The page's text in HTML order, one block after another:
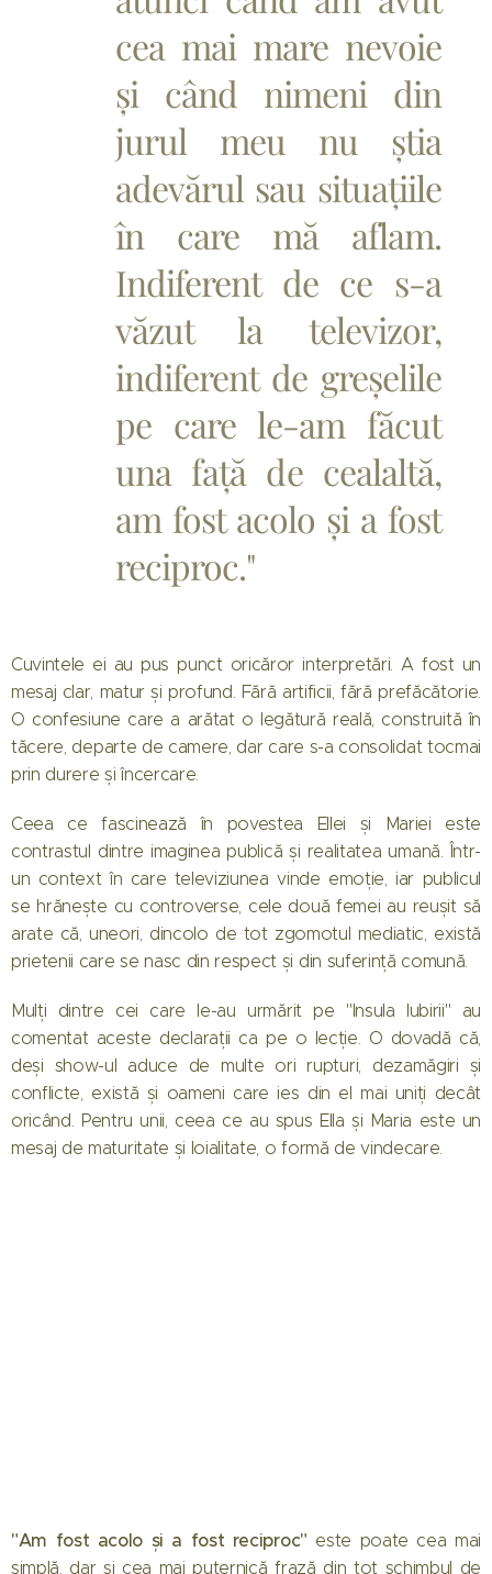
cea mai mare nevoie
și când nimeni din
jurul meu nu știa
adevărul sau situațiile
în care mă aflam.
Indiferent de ce s-a
văzut la televizor,
indiferent de greșelile
pe care le-am făcut
una față de cealaltă,
am fost acolo și a fost
reciproc."
Cuvintele ei au pus punct oricăror interpretări. A fost un
mesaj clar, matur și profund. Fără artificii, fără prefăcătorie.
O confesiune care a arătat o legătură reală, construită în
tăcere, departe de camere, dar care s-a consolidat tocmai
prin durere și încercare.
Ceea ce fascinează în povestea Ellei și Mariei este
contrastul dintre imaginea publică și realitatea umană. Într-
un context în care televiziunea vinde emoție, iar publicul
se hrănește cu controverse, cele două femei au reușit să
arate că, uneori, dincolo de tot zgomotul mediatic, există
prietenii care se nasc din respect și din suferință comună.
Mulți dintre cei care le-au urmărit pe "Insula Iubirii" au
comentat aceste declarații ca pe o lecție. O dovadă că,
deși show-ul aduce de multe ori rupturi, dezamăgiri și
conflicte, există și oameni care ies din el mai uniți decât
oricând. Pentru unii, ceea ce au spus Ella și Maria este un
mesaj de maturitate și loialitate, o formă de vindecare.
"Am fost acolo și a fost reciproc" este poate cea mai
simplă, dar și cea mai puternică frază din tot schimbul de